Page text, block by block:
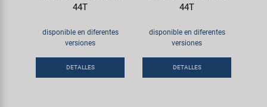
44T
disponible en diferentes
versiones
DETALLES
44T
disponible en diferentes
versiones
DETALLES